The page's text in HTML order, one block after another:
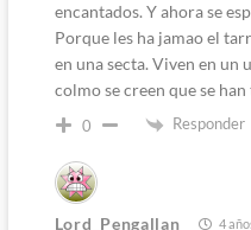
encantados. Y ahora se
Porque les ha jamao el
en una secta. Viven en un
colmo se creen que se
0 Responder
Lord_Pengallan 4